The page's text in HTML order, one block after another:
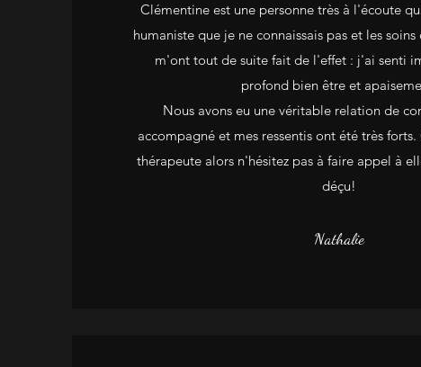
Clémentine est une personne très à l'écoute
humaniste que je ne connaissais pas et les
m'ont tout de suite fait de l'effet : j'ai senti
profond bien être et
Nous avons eu une véritable relation de
accompagné et mes ressentis ont été très
thérapeute alors n'hésitez pas à faire appel à
déçu!
Nathalie